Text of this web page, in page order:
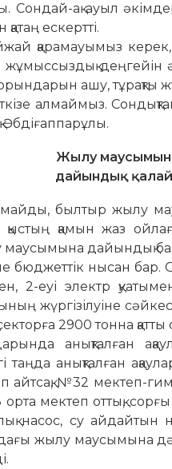
Сондай-ақ ауыл
ескертті.
қарамауымыз
деңгейін
ашу, тұрақты
алмаймыз.
Жылу
дайындық
былтыр жылу
қыстың қамын жаз
маусымына дайындық
бюджеттік нысан бар.
2-еуі электр
жүргізілуіне
2900 тонна
анықталған
таңда анықталған
айтсақ, №32
мектеп оттық, сорғы
насос, су ай­дайтын
жылу мау­сымына